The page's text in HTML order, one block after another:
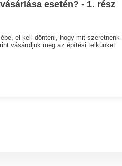
esetén? - 1. rész
el kell dönteni, hogy mit szeretnénk
vásároljuk meg az építési telkünket